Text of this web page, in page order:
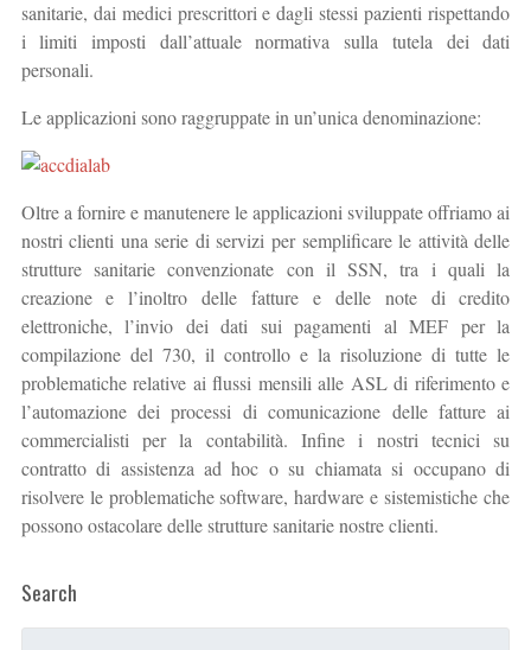
sanitarie, dai medici prescrittori e dagli stessi pazienti rispettando
i limiti imposti dall’attuale normativa sulla tutela dei dati
personali.
Le applicazioni sono raggruppate in un’unica denominazione:
Oltre a fornire e manutenere le applicazioni sviluppate offriamo ai
nostri clienti una serie di servizi per semplificare le attività delle
strutture sanitarie convenzionate con il SSN, tra i quali la
creazione e l’inoltro delle fatture e delle note di credito
elettroniche, l’invio dei dati sui pagamenti al MEF per la
compilazione del 730, il controllo e la risoluzione di tutte le
problematiche relative ai flussi mensili alle ASL di riferimento e
l’automazione dei processi di comunicazione delle fatture ai
commercialisti per la contabilità. Infine i nostri tecnici su
contratto di assistenza ad hoc o su chiamata si occupano di
risolvere le problematiche software, hardware e sistemistiche che
possono ostacolare delle strutture sanitarie nostre clienti.
Search